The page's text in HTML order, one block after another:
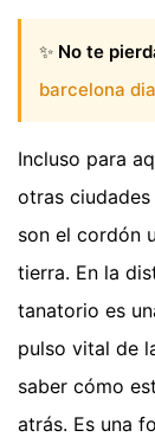
✨ No te
barcelona
Incluso para
otras
son el cordón
tierra. En la
tanatorio es
pulso vital de
saber cómo
atrás. Es una